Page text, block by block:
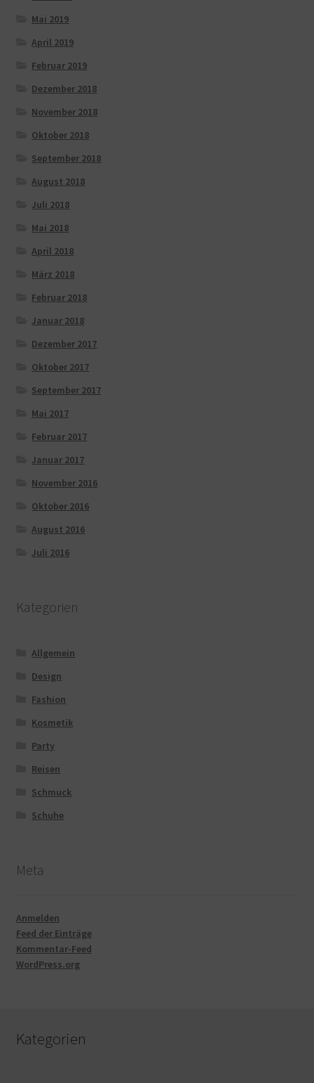
Mai 2019
April 2019
Februar 2019
Dezember 2018
November 2018
Oktober 2018
September 2018
August 2018
Juli 2018
Mai 2018
April 2018
März 2018
Februar 2018
Januar 2018
Dezember 2017
Oktober 2017
September 2017
Mai 2017
Februar 2017
Januar 2017
November 2016
Oktober 2016
August 2016
Juli 2016
Kategorien
Allgemein
Design
Fashion
Kosmetik
Party
Reisen
Schmuck
Schuhe
Meta
Anmelden
Feed der Einträge
Kommentar-Feed
WordPress.org
Kategorien